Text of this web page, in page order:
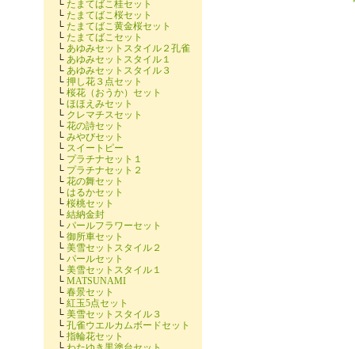
└ たまてばこ桂セット
└ たまてばこ桜セット
└ たまてばこ黄金桜セット
└ たまてばこセット
└ あゆみセットスタイル２孔雀
└ あゆみセットスタイル１
└ あゆみセットスタイル３
└ 押し花３点セット
└ 桜花（おうか）セット
└ ほほえみセット
└ クレマチスセット
└ 花の詩セット
└ みやびセット
└ スイートピー
└ プラチナセット１
└ プラチナセット２
└ 花の舞セット
└ はるかセット
└ 桜桃セット
└ 結納金封
└ パールフラワーセット
└ 御所車セット
└ 美雪セットスタイル２
└ パールセット
└ 美雪セットスタイル１
└ MATSUNAMI
└ 春景セット
└ 紅玉5点セット
└ 美雪セットスタイル３
└ 孔雀ウエルカムボードセット
└ 指輪花セット